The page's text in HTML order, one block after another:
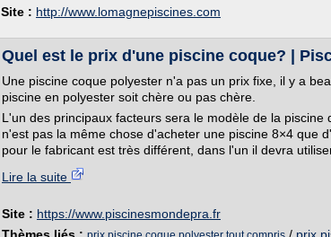
Site : http://www.lomagnepiscines.com
Quel est le prix d'une piscine coque? |
Une piscine coque polyester n'a pas un prix fixe, il y a
piscine en polyester soit chère ou pas chère.
L'un des principaux facteurs sera le modèle de la piscine
n'est pas la même chose d'acheter une piscine 8×4 que
pour le fabricant est très différent, dans l'un il devra
Lire la suite
Site : https://www.piscinesmondepra.fr